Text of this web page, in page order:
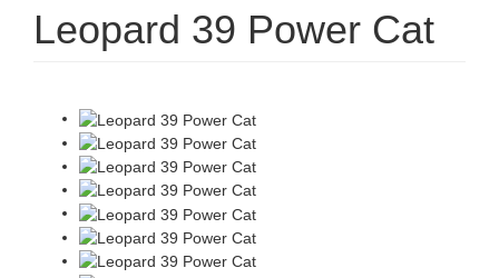
Leopard 39 Power Cat